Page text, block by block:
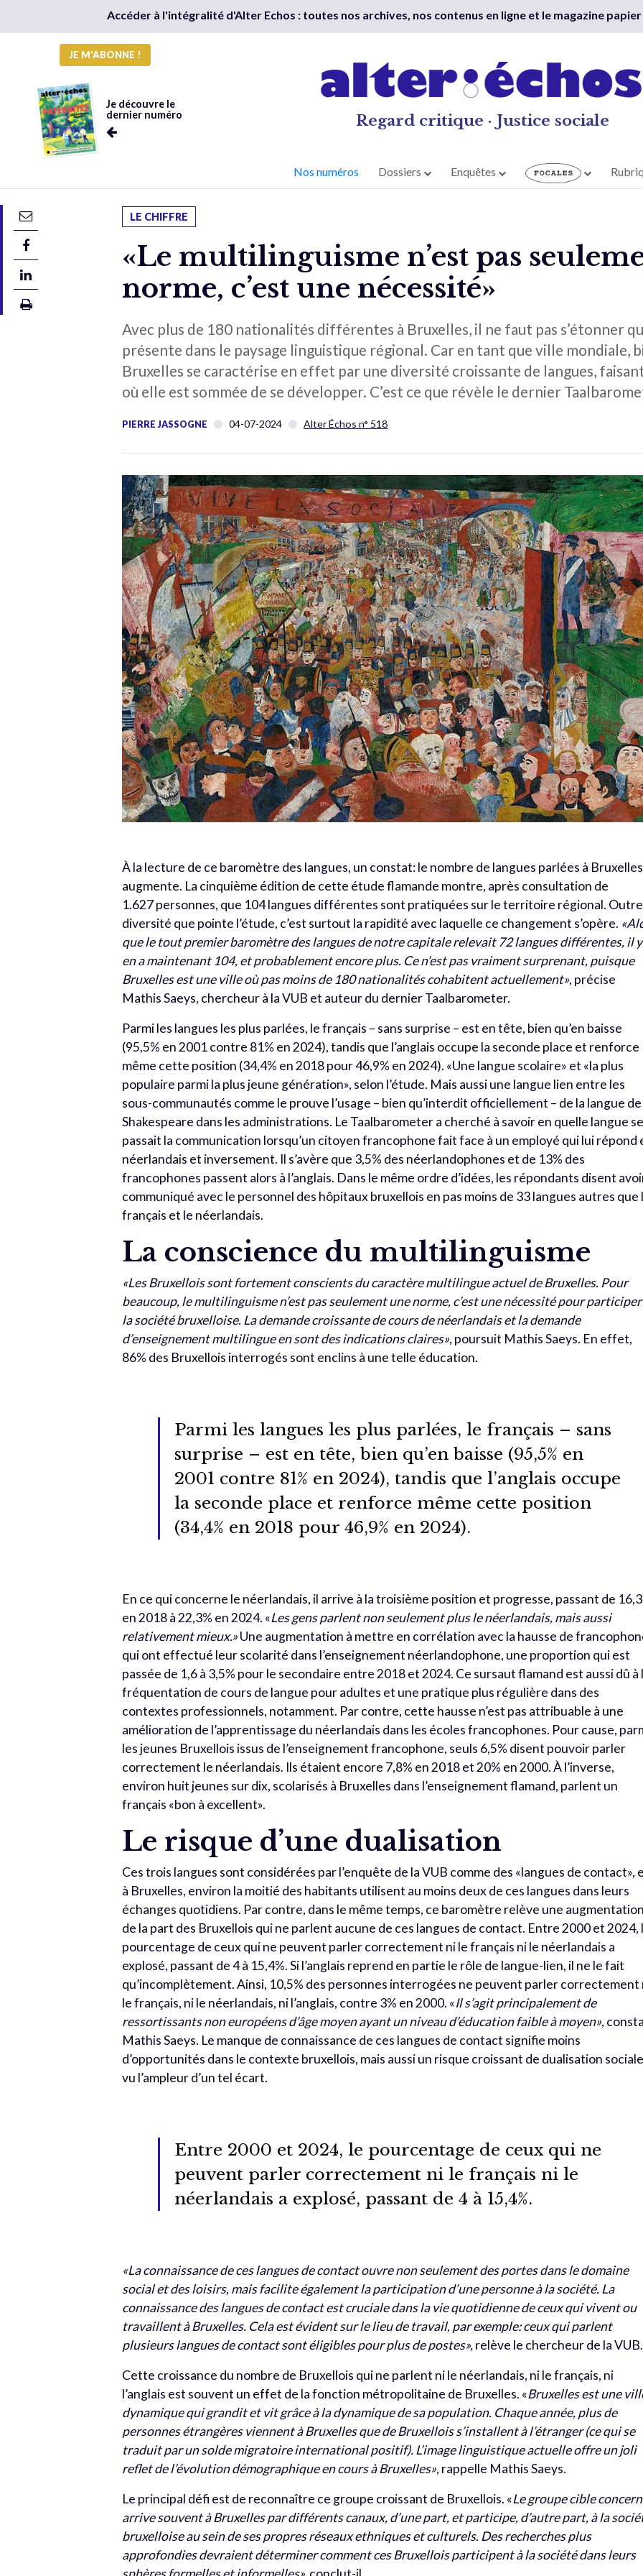
Accéder à l'intégralité d'Alter Echos : toutes nos archives, nos contenus en ligne et le magazine
JE M'ABONNE !
Je découvre le
dernier numéro
Regard critique · Justice sociale
Nos numéros Dossiers Enquêtes
LE CHIFFRE
«Le multilinguisme n’est pas
norme, c’est une nécessité»
Avec plus de 180 nationalités différentes à Bruxelles, il ne faut pas s’étonner
présente dans le paysage linguistique régional. Car en tant que ville mondiale,
Bruxelles se caractérise en effet par une diversité croissante de langues,
où elle est sommée de se développer. C’est ce que révèle le dernier
PIERRE JASSOGNE 04-07-2024 Alter Échos n° 518
À la lecture de ce baromètre des langues, un constat: le nombre de langues parlées à Bruxelles
augmente. La cinquième édition de cette étude flamande montre, après consultation de
1.627 personnes, que 104 langues différentes sont pratiquées sur le territoire régional.
diversité que pointe l’étude, c’est surtout la rapidité avec laquelle ce changement s’opère.
que le tout premier baromètre des langues de notre capitale relevait 72 langues différentes, il y
en a maintenant 104, et probablement encore plus. Ce n’est pas vraiment surprenant, puisque
Bruxelles est une ville où pas moins de 180 nationalités cohabitent actuellement», précise
Mathis Saeys, chercheur à la VUB et auteur du dernier Taalbarometer.
Parmi les langues les plus parlées, le français – sans surprise – est en tête, bien qu’en baisse
(95,5% en 2001 contre 81% en 2024), tandis que l’anglais occupe la seconde place et renforce
même cette position (34,4% en 2018 pour 46,9% en 2024). «Une langue scolaire» et «la plus
populaire parmi la plus jeune génération», selon l’étude. Mais aussi une langue lien entre les
sous-communautés comme le prouve l’usage – bien qu’interdit officiellement – de la langue de
Shakespeare dans les administrations. Le Taalbarometer a cherché à savoir en quelle langue
passait la communication lorsqu’un citoyen francophone fait face à un employé qui lui répond
néerlandais et inversement. Il s’avère que 3,5% des néerlandophones et de 13% des
francophones passent alors à l’anglais. Dans le même ordre d’idées, les répondants disent
communiqué avec le personnel des hôpitaux bruxellois en pas moins de 33 langues autres que
français et le néerlandais.
La conscience du multilinguisme
«Les Bruxellois sont fortement conscients du caractère multilingue actuel de Bruxelles. Pour
beaucoup, le multilinguisme n’est pas seulement une norme, c’est une nécessité pour participer
la société bruxelloise. La demande croissante de cours de néerlandais et la demande
d’enseignement multilingue en sont des indications claires», poursuit Mathis Saeys. En effet,
86% des Bruxellois interrogés sont enclins à une telle éducation.
Parmi les langues les plus parlées, le français – sans
surprise – est en tête, bien qu’en baisse (95,5% en
2001 contre 81% en 2024), tandis que l’anglais occupe
la seconde place et renforce même cette position
(34,4% en 2018 pour 46,9% en 2024).
En ce qui concerne le néerlandais, il arrive à la troisième position et progresse, passant de
en 2018 à 22,3% en 2024. «Les gens parlent non seulement plus le néerlandais, mais aussi
relativement mieux.»Une augmentation à mettre en corrélation avec la hausse de
qui ont effectué leur scolarité dans l’enseignement néerlandophone, une proportion qui est
passée de 1,6 à 3,5% pour le secondaire entre 2018 et 2024. Ce sursaut flamand est aussi dû à
fréquentation de cours de langue pour adultes et une pratique plus régulière dans des
contextes professionnels, notamment. Par contre, cette hausse n’est pas attribuable à une
amélioration de l’apprentissage du néerlandais dans les écoles francophones. Pour cause,
les jeunes Bruxellois issus de l’enseignement francophone, seuls 6,5% disent pouvoir parler
correctement le néerlandais. Ils étaient encore 7,8% en 2018 et 20% en 2000. À l’inverse,
environ huit jeunes sur dix, scolarisés à Bruxelles dans l’enseignement flamand, parlent un
français «bon à excellent».
Le risque d’une dualisation
Ces trois langues sont considérées par l’enquête de la VUB comme des «langues de contact»,
à Bruxelles, environ la moitié des habitants utilisent au moins deux de ces langues dans leurs
échanges quotidiens. Par contre, dans le même temps, ce baromètre relève une
de la part des Bruxellois qui ne parlent aucune de ces langues de contact. Entre 2000 et 2024,
pourcentage de ceux qui ne peuvent parler correctement ni le français ni le néerlandais a
explosé, passant de 4 à 15,4%. Si l’anglais reprend en partie le rôle de langue-lien, il ne le fait
qu’incomplètement. Ainsi, 10,5% des personnes interrogées ne peuvent parler correctement
le français, ni le néerlandais, ni l’anglais, contre 3% en 2000. «Il s’agit principalement de
ressortissants non européens d’âge moyen ayant un niveau d’éducation faible à moyen»,
Mathis Saeys. Le manque de connaissance de ces langues de contact signifie moins
d’opportunités dans le contexte bruxellois, mais aussi un risque croissant de dualisation
vu l’ampleur d’un tel écart.
Entre 2000 et 2024, le pourcentage de ceux qui ne
peuvent parler correctement ni le français ni le
néerlandais a explosé, passant de 4 à 15,4%.
«La connaissance de ces langues de contact ouvre non seulement des portes dans le domaine
social et des loisirs, mais facilite également la participation d’une personne à la société. La
connaissance des langues de contact est cruciale dans la vie quotidienne de ceux qui vivent ou
travaillent à Bruxelles. Cela est évident sur le lieu de travail, par exemple: ceux qui parlent
plusieurs langues de contact sont éligibles pour plus de postes»,relève le chercheur de la VUB.
Cette croissance du nombre de Bruxellois qui ne parlent ni le néerlandais, ni le français, ni
l’anglais est souvent un effet de la fonction métropolitaine de Bruxelles. «Bruxelles est une
dynamique qui grandit et vit grâce à la dynamique de sa population. Chaque année, plus de
personnes étrangères viennent à Bruxelles que de Bruxellois s’installent à l’étranger (ce qui se
traduit par un solde migratoire international positif). L’image linguistique actuelle offre un joli
reflet de l’évolution démographique en cours à Bruxelles», rappelle Mathis Saeys.
Le principal défi est de reconnaître ce groupe croissant de Bruxellois. «Le groupe cible
arrive souvent à Bruxelles par différents canaux, d’une part, et participe, d’autre part, à la
bruxelloise au sein de ses propres réseaux ethniques et culturels. Des recherches plus
approfondies devraient déterminer comment ces Bruxellois participent à la société dans leurs